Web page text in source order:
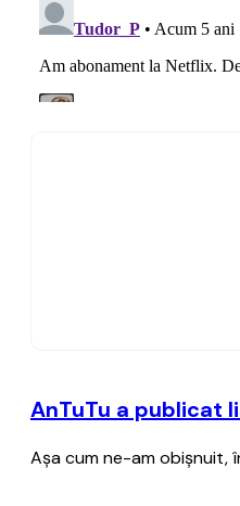
AnTuTu a publicat
Aşa cum ne-am obişnuit,